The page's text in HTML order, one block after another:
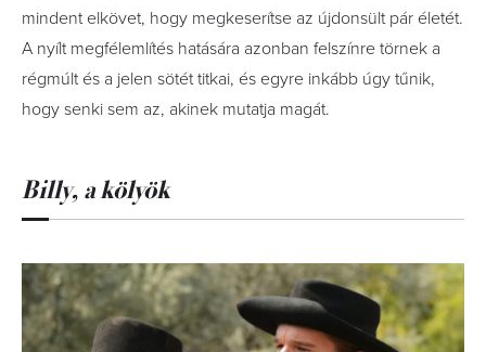
mindent elkövet, hogy megkeserítse az újdonsült pár életét.
A nyílt megfélemlítés hatására azonban felszínre törnek a
régmúlt és a jelen sötét titkai, és egyre inkább úgy tűnik,
hogy senki sem az, akinek mutatja magát.
Billy, a kölyök